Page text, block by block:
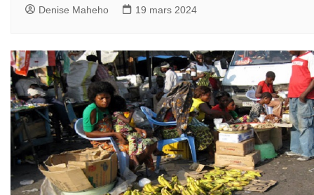
Denise Maheho 19 mars 2024